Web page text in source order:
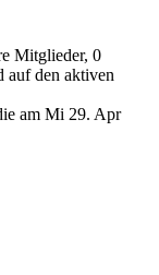
Mitglieder, 0
auf den aktiven
am Mi 29. Apr